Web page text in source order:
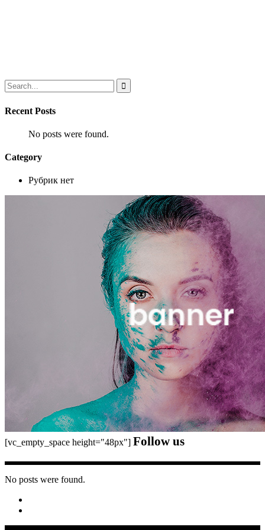
Recent Posts
No posts were found.
Category
Рубрик нет
[vc_empty_space height="48px"] Follow us
No posts were found.